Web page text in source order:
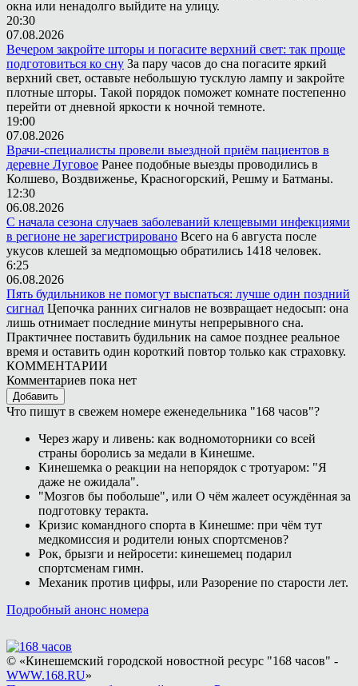
окна или ненадолго выйдите на улицу.
20:30
07.08.2026
Вечером закройте шторы и погасите верхний свет: так проще
подготовиться ко сну За пару часов до сна погасите яркий
верхний свет, оставьте небольшую тусклую лампу и закройте
плотные шторы. Такой порядок поможет комнате постепенно
перейти от дневной яркости к ночной темноте.
19:00
07.08.2026
Врачи-специалисты провели выездной приём пациентов в
деревне Луговое Ранее подобные выезды проводились в
Колшево, Воздвиженье, Красногорский, Решму и Батманы.
12:30
06.08.2026
С начала сезона случаев заболеваний клещевыми инфекциями
в регионе не зарегистрировано Всего на 6 августа после
укусов клешей за медпомощью обратились 1418 человек.
6:25
06.08.2026
Пять будильников не помогут выспаться: лучше один поздний
сигнал Цепочка ранних сигналов не возвращает недосып: она
лишь отнимает последние минуты непрерывного сна.
Практичнее поставить будильник на самое позднее реальное
время и оставить один короткий повтор только как страховку.
КОММЕНТАРИИ
Комментариев пока нет
Добавить
Что пишут в свежем номере еженедельника "168 часов"?
Через жару и ливень: как водномоторники со всей
страны боролись за медали в Кинешме.
Кинешемка о реакции на непорядок с тротуаром: "Я
даже не ожидала".
"Мозгов бы побольше", или О чём жалеет осуждённая за
подготовку теракта.
Кризис командного спорта в Кинешме: при чём тут
медкомиссия и родители юных спортсменов?
Рок, брызги и нейросети: кинешемец подарил
спортсменам гимн.
Механик против цифры, или Разорение по старости лет.
Подробный анонс номера
© «Кинешемский городской новостной ресурс "168 часов" -
WWW.168.RU»